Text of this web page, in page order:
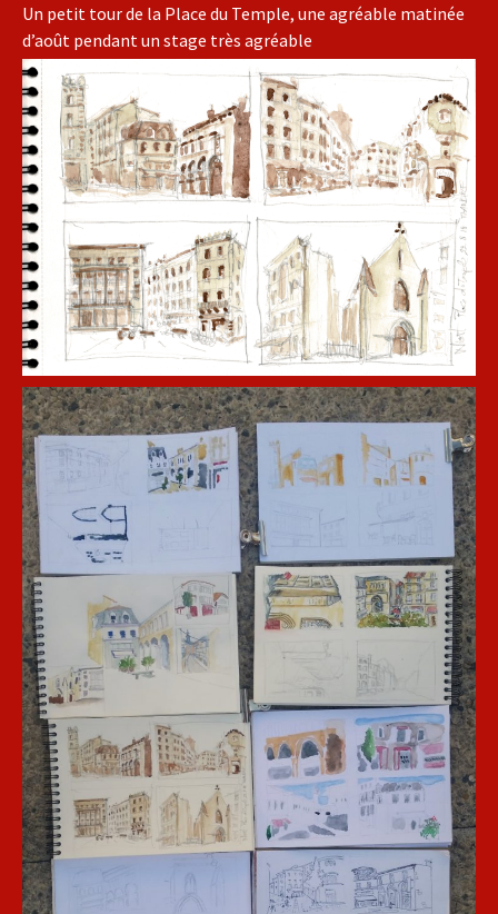
Un petit tour de la Place du Temple, une agréable matinée
d’août pendant un stage très agréable